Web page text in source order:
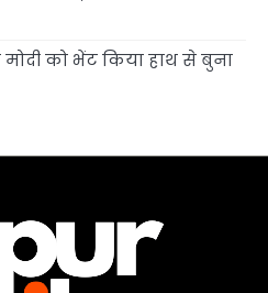
को भेंट किया हाथ से बुना